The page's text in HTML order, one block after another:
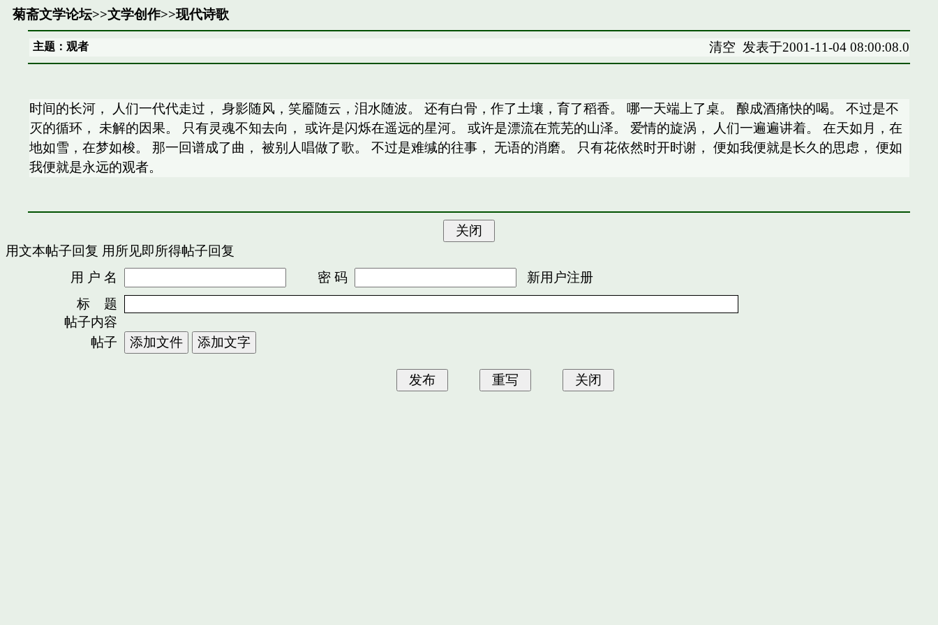
菊斋文学论坛>>文学创作>>现代诗歌
主题：观者 清空 发表于2001-11-04 08:00:08.0
时间的长河， 人们一代代走过， 身影随风，笑靥随云，泪水随波。 还有白骨，作了土壤，育了稻香。 哪一天端上了桌。 酿成酒痛快的喝。 不过是不
灭的循环， 未解的因果。 只有灵魂不知去向， 或许是闪烁在遥远的星河。 或许是漂流在荒芜的山泽。 爱情的旋涡， 人们一遍遍讲着。 在天如月，在
地如雪，在梦如梭。 那一回谱成了曲， 被别人唱做了歌。 不过是难缄的往事， 无语的消磨。 只有花依然时开时谢， 便如我便就是长久的思虑， 便如
我便就是永远的观者。
用文本帖子回复 用所见即所得帖子回复
用 户 名
密 码
新用户注册
标 题
帖子内容
帖子